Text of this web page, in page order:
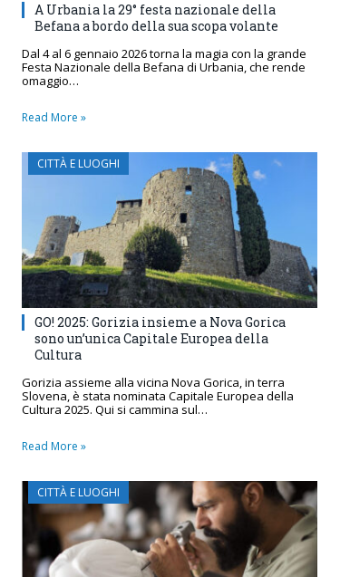
A Urbania la 29° festa nazionale della
Befana a bordo della sua scopa volante
Dal 4 al 6 gennaio 2026 torna la magia con la grande
Festa Nazionale della Befana di Urbania, che rende
omaggio…
Read More »
CITTÀ E LUOGHI
GO! 2025: Gorizia insieme a Nova Gorica
sono un’unica Capitale Europea della
Cultura
Gorizia assieme alla vicina Nova Gorica, in terra
Slovena, è stata nominata Capitale Europea della
Cultura 2025. Qui si cammina sul…
Read More »
CITTÀ E LUOGHI